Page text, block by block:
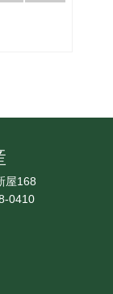
屋168
0410